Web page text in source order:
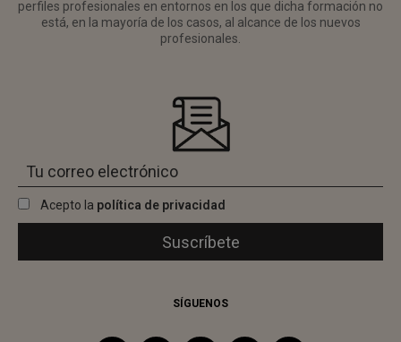
perfiles profesionales en entornos en los que dicha formación no
está, en la mayoría de los casos, al alcance de los nuevos
profesionales.
Acepto la política de privacidad
SÍGUENOS